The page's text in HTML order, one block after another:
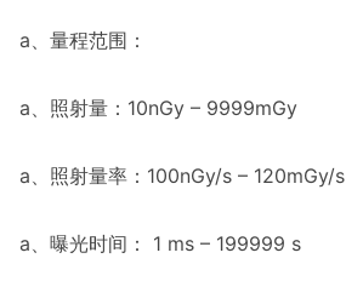
a、量程范围：
a、照射量：10nGy – 9999mGy
a、照射量率：100nGy/s – 120mGy/s
a、曝光时间： 1 ms – 199999 s